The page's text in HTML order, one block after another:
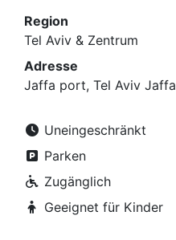
Region
Tel Aviv & Zentrum
Adresse
Jaffa port, Tel Aviv Jaffa
Uneingeschränkt
Parken
Zugänglich
Geeignet für Kinder